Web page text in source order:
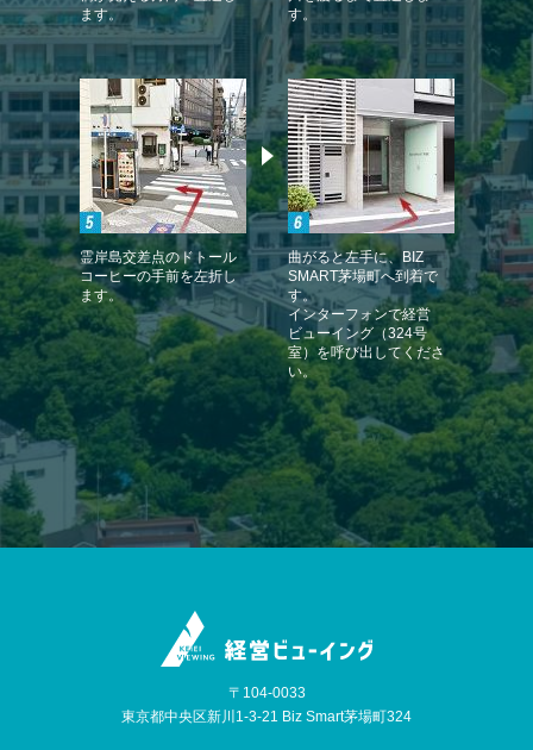
ます。
す。
霊岸島交差点のドトール
コーヒーの手前を左折し
ます。
曲がると左手に、BIZ
SMART茅場町へ到着で
す。
インターフォンで経営
ビューイング（324号
室）を呼び出してくださ
い。
〒104-0033
東京都中央区新川1-3-21 Biz Smart茅場町324